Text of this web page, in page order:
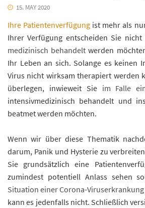
15. MAY 2020
Ihre Patientenverfügung ist mehr als
Ihrer Verfügung entscheiden Sie
medizinisch behandelt werden
Ihr Leben an sich. Solange es keinen
Virus nicht wirksam therapiert werden
überlegen, inwieweit Sie im Falle
intensivmedizinisch behandelt und
beatmet werden möchten.
Wenn wir über diese Thematik
darum, Panik und Hysterie zu
Sie grundsätzlich eine
zumindest potentiell Anlass sehen
Situation einer Corona-Viruserkrankung
kann es jedenfalls nicht. Schließlich